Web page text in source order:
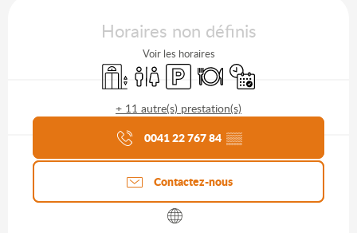
Horaires non définis
Voir les horaires
AscenseurToilettesParkingRestaurantUniquement sur
+ 11 autre(s) prestation(s)
Agenda du moment
0041 22 767 84 ▒▒
Contactez-nous